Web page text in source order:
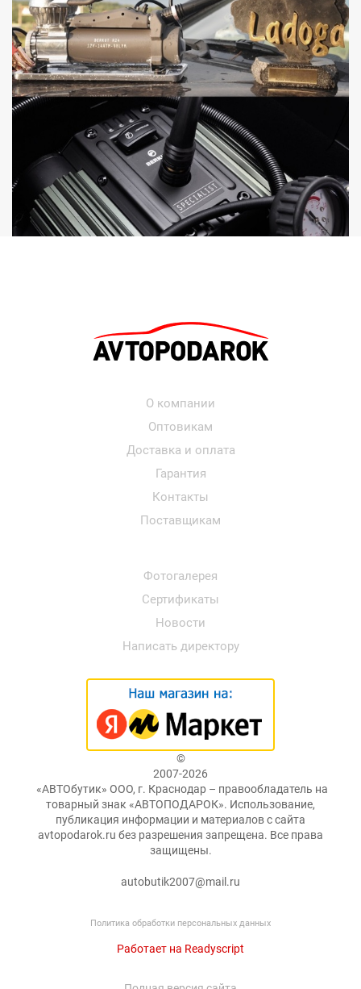
О компании
Оптовикам
Доставка и оплата
Гарантия
Контакты
Поставщикам
Фотогалерея
Сертификаты
Новости
Написать директору
©
2007-2026
«АВТОбутик» ООО, г. Краснодар – правообладатель на
товарный знак «АВТОПОДАРОК». Использование,
публикация информации и материалов с сайта
avtopodarok.ru без разрешения запрещена. Все права
защищены.
autobutik2007@mail.ru
Политика обработки персональных данных
Работает на Readyscript